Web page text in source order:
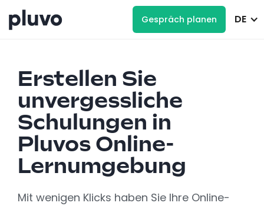
Gespräch planen DE
Erstellen Sie
unvergessliche
Schulungen in
Pluvos Online-
Lernumgebung
Mit wenigen Klicks haben Sie Ihre Online-